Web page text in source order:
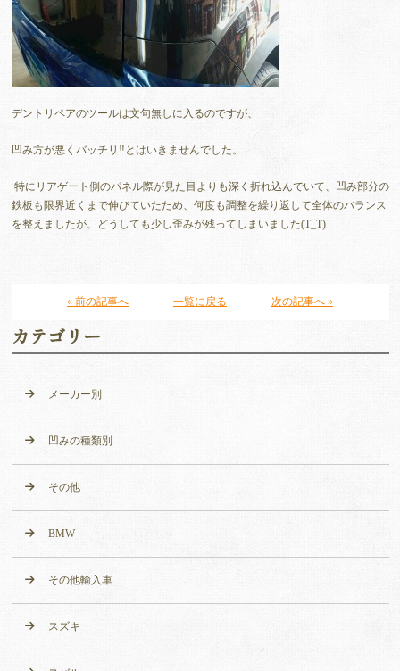
デントリペアのツールは文句無しに入るのですが、
凹み方が悪くバッチリ‼とはいきませんでした。
特にリアゲート側のパネル際が見た目よりも深く折れ込んでいて、凹み部分の
鉄板も限界近くまで伸びていたため、何度も調整を繰り返して全体のバランス
を整えましたが、どうしても少し歪みが残ってしまいました(T_T)
« 前の記事へ 一覧に戻る 次の記事へ »
カテゴリー
メーカー別
凹みの種類別
その他
BMW
その他輸入車
スズキ